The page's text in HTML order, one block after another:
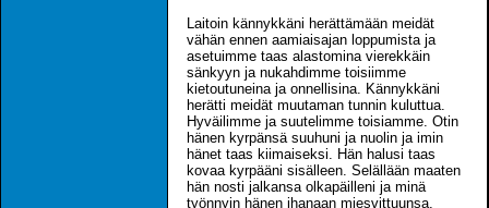
Laitoin kännykkäni herättämään meidät
vähän ennen aamiaisajan loppumista ja
asetuimme taas alastomina vierekkäin
sänkyyn ja nukahdimme toisiimme
kietoutuneina ja onnellisina. Kännykkäni
herätti meidät muutaman tunnin kuluttua.
Hyväilimme ja suutelimme toisiamme. Otin
hänen kyrpänsä suuhuni ja nuolin ja imin
hänet taas kiimaiseksi. Hän halusi taas
kovaa kyrpääni sisälleen. Selällään maaten
hän nosti jalkansa olkapäilleni ja minä
työnnyin hänen ihanaan miesvittuunsa.